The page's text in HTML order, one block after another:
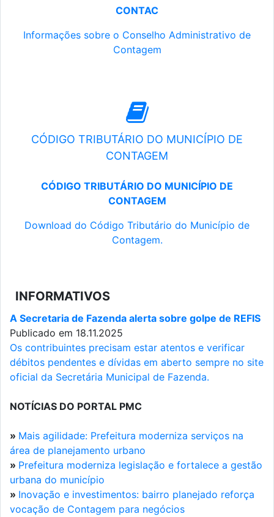
CONTAC
Informações sobre o Conselho Administrativo de
Contagem
CÓDIGO TRIBUTÁRIO DO MUNICÍPIO DE
CONTAGEM
CÓDIGO TRIBUTÁRIO DO MUNICÍPIO DE
CONTAGEM
Download do Código Tributário do Município de
Contagem.
INFORMATIVOS
A Secretaria de Fazenda alerta sobre golpe de REFIS
Publicado em 18.11.2025
Os contribuintes precisam estar atentos e verificar
débitos pendentes e dívidas em aberto sempre no site
oficial da Secretária Municipal de Fazenda.
NOTÍCIAS DO PORTAL PMC
» Mais agilidade: Prefeitura moderniza serviços na
área de planejamento urbano
» Prefeitura moderniza legislação e fortalece a gestão
urbana do município
» Inovação e investimentos: bairro planejado reforça
vocação de Contagem para negócios